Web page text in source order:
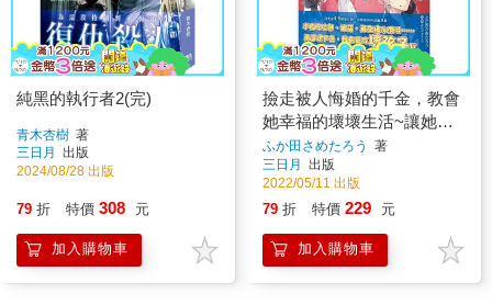
純黑的執行者2(完)
青木杏樹 著
三日月
出版
2024/08/28 出版
79 折 特價 308 元
加入購物車
撿走被人悔婚的千金，教會
她幸福的壞壞生活~讓她享
受美食精心打扮，打造世上
最幸福的少女！~ 1
ふか田さめたろう
著
三日月 出版
2022/05/11 出版
79 折 特價 229 元
加入購物車